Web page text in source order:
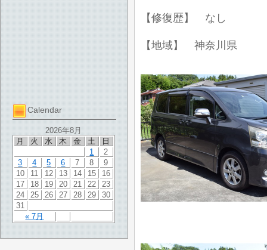
Calendar
2026年8月
月
火 水 木 金 土 日
« 7月
1
2
3
4 5 6 7 8
9
10
11 12 13 14 15
16
17
18 19 20 21 22
23
24
25 26 27 28 29
30
31
【修復歴】 なし
【地域】 神奈川県